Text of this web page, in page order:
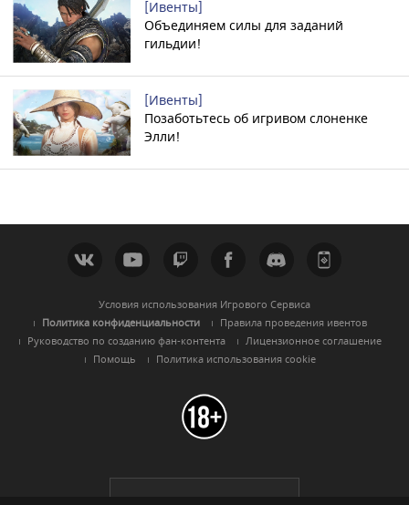
[Ивенты]
Объединяем силы для заданий
гильдии!
[Ивенты]
Позаботьтесь об игривом слоненке
Элли!
Условия использования Игрового Сервиса
Политика конфиденциальности
Правила проведения ивентов
Руководство по созданию фан-контента
Лицензионное соглашение
Помощь
Политика использования cookie